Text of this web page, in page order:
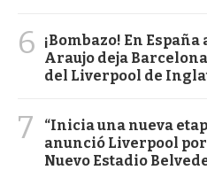
6
¡Bombazo! En
Araujo deja
del Liverpool de
7
“Inicia una nueva
anunció Liverpool
Nuevo Estadio